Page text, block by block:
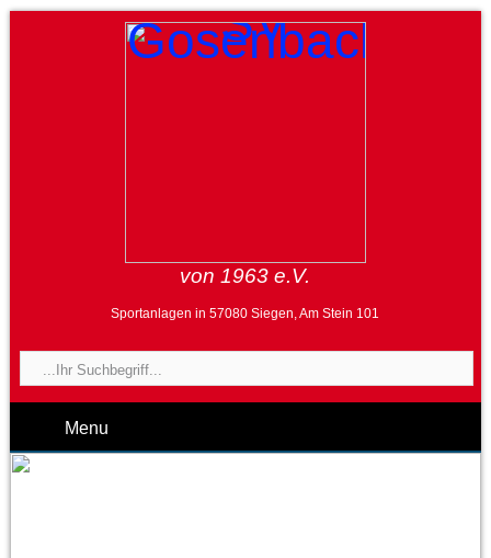
von 1963 e.V.
Sportanlagen in 57080 Siegen, Am Stein 101
Menu